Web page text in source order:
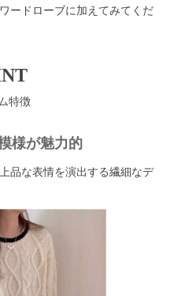
ードローブに加えてみてくだ
特徴
様が魅力的
品な表情を演出する繊細なデ